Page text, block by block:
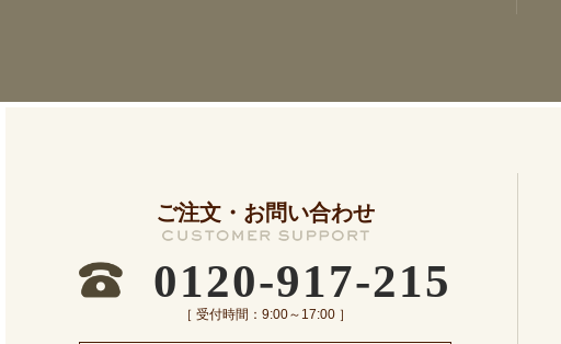
ご注文・お問い合わせ
0120-917-215
［ 受付時間：9:00～17:00 ］